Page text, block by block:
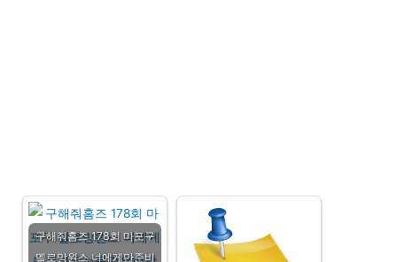
구해줘홈즈 178회 마포구
멜로망원스 너에게만준비